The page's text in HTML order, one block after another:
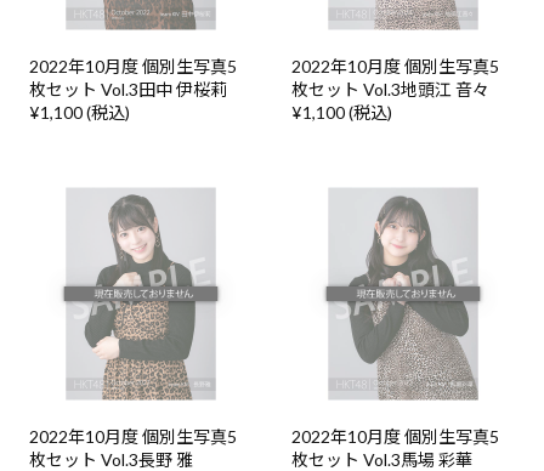
2022年10月度 個別生写真5
枚セット Vol.3田中 伊桜莉
¥1,100 (税込)
2022年10月度 個別生写真5
枚セット Vol.3地頭江 音々
¥1,100 (税込)
2022年10月度 個別生写真5
枚セット Vol.3長野 雅
2022年10月度 個別生写真5
枚セット Vol.3馬場 彩華